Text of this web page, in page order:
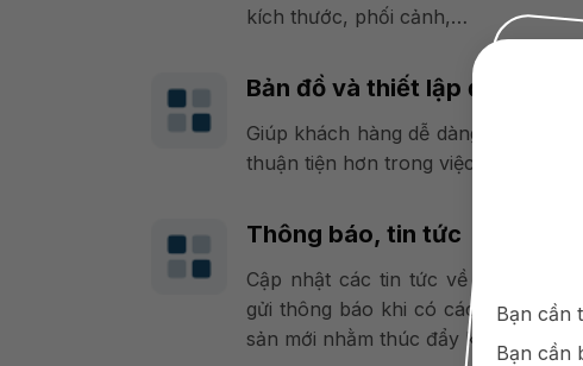
Bạn cần
Bạn cần
kích thước, phối cảnh,…
Bản đồ và thiết lập định vị.
Giúp khách hàng dễ dàng hình
thuận tiện hơn trong việc lựa chọn
Thông báo, tin tức
Cập nhật các tin tức về thị trường
gửi thông báo khi có các dự án, sự
sản mới nhằm thúc đẩy khách mua